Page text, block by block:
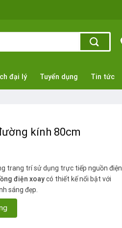
đại lý Tuyển dụng Tin tức
kính 80cm
trang trí sử dụng trực tiếp nguồn điện
điện xoaycó thiết kế nổi bật với
sáng đẹp.
số lượng